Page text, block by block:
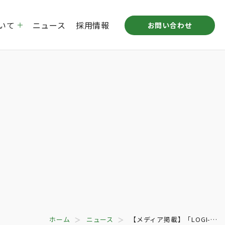
て ニュース 採用情報 お問い合わせ
ホーム
ニュース
【メディア掲載】「LOGI-…